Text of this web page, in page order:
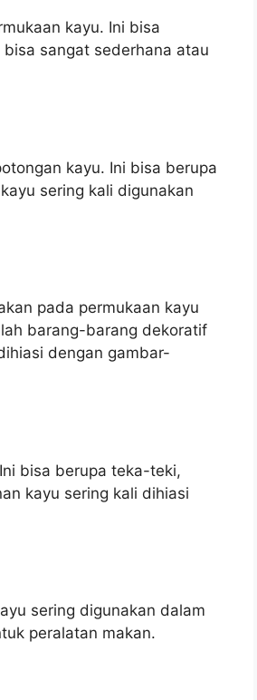
kayu. Ini bisa
sangat sederhana atau
kayu. Ini bisa berupa
sering kali digunakan
pada permukaan kayu
barang-barang dekoratif
dengan gambar-
bisa berupa teka-teki,
kayu sering kali dihiasi
sering digunakan dalam
peralatan makan.